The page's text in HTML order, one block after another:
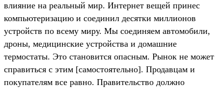
влияние на реальный мир. Интернет вещей принес
компьютеризацию и соединил десятки миллионов
устройств по всему миру. Мы соединяем автомобили,
дроны, медицинские устройства и домашние
термостаты. Это становится опасным. Рынок не может
справиться с этим [самостоятельно]. Продавцам и
покупателям все равно. Правительство должно